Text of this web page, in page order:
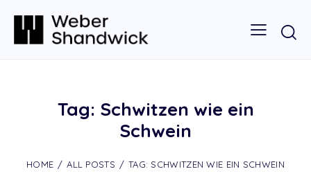
Tag: Schwitzen wie ein
Schwein
HOME ALL POSTS TAG: SCHWITZEN WIE EIN SCHWEIN